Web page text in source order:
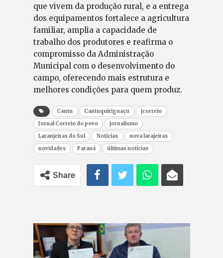
que vivem da produção rural, e a entrega
dos equipamentos fortalece a agricultura
familiar, amplia a capacidade de
trabalho dos produtores e reafirma o
compromisso da Administração
Municipal com o desenvolvimento do
campo, oferecendo mais estrutura e
melhores condições para quem produz.
Cantu Cantuquiriguaçu
jcorreio
Jornal Correio do povo
jornalismo
Laranjeiras do Sul
Notícias
nova larajeiras
novidades
Paraná últimas notícias
Share